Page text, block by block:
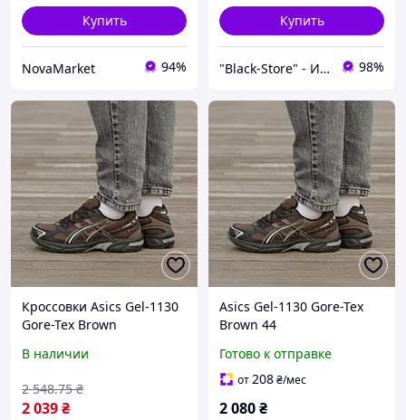
Купить
NovaMarket 94%
Купить
"Black-Store" - Интернет-магазин 98%
Кроссовки Asics Gel-1130
Gore-Tex Brown
водонепроницаемые
44 28.0 см
В наличии
2 039₴
2 548.75 ₴
Asics Gel-1130 Gore-Tex
Brown 44
Готово к отправке
от208₴/мес
2 080₴